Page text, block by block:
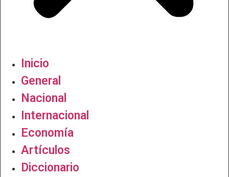
Inicio
General
Nacional
Internacional
Economía
Artículos
Diccionario